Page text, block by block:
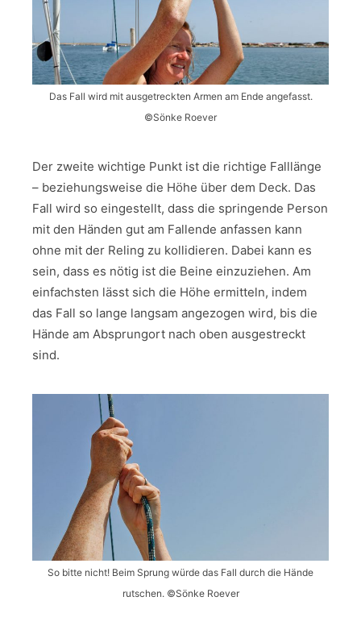
Das Fall wird mit ausgetreckten Armen am Ende angefasst.
©Sönke Roever
Der zweite wichtige Punkt ist die richtige Falllänge
– beziehungsweise die Höhe über dem Deck. Das
Fall wird so eingestellt, dass die springende Person
mit den Händen gut am Fallende anfassen kann
ohne mit der Reling zu kollidieren. Dabei kann es
sein, dass es nötig ist die Beine einzuziehen. Am
einfachsten lässt sich die Höhe ermitteln, indem
das Fall so lange langsam angezogen wird, bis die
Hände am Absprungort nach oben ausgestreckt
sind.
So bitte nicht! Beim Sprung würde das Fall durch die Hände
rutschen. ©Sönke Roever